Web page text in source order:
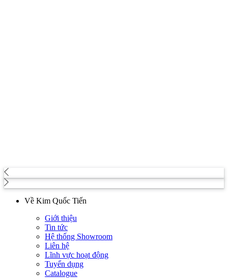
Về Kim Quốc Tiến
Giới thiệu
Tin tức
Hệ thống Showroom
Liên hệ
Lĩnh vực hoạt động
Tuyển dụng
Catalogue